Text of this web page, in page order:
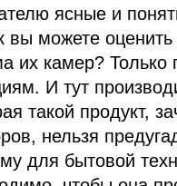
ясные и
вы можете
их камер? Только
И тут
такой продукт,
нельзя
для бытовой